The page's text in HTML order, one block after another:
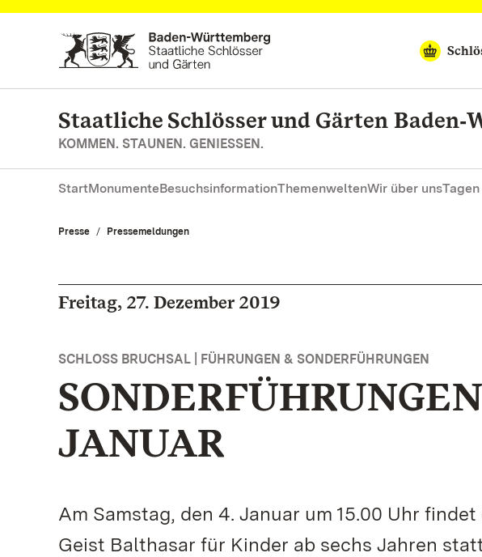
Zum Hauptinhalt springen
Staatliche Schlösser und Gärten
KOMMEN. STAUNEN. GENIESSEN.
StartMonumenteBesuchsinformationThemenweltenWir über uns
Presse Pressemeldungen
Freitag, 27. Dezember 2019
SCHLOSS BRUCHSAL | FÜHRUNGEN & SONDERFÜHRUNGEN
JANUAR
Am Samstag, den 4. Januar um 15.00 Uhr
Geist Balthasar für Kinder ab sechs Jahren